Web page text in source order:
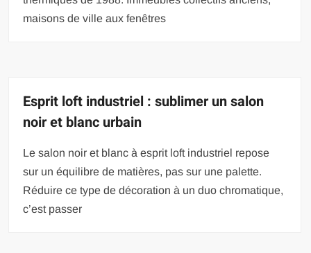
maisons de ville aux fenêtres
Esprit loft industriel : sublimer un salon
noir et blanc urbain
Le salon noir et blanc à esprit loft industriel repose
sur un équilibre de matières, pas sur une palette.
Réduire ce type de décoration à un duo chromatique,
c’est passer